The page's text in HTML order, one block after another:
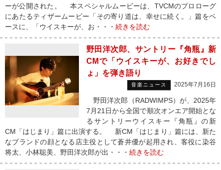
ーが公開された。 本スペシャルムービーは、TVCMのプロローグ
にあたるティザームービー「その寄り道は、幸せに続く。」篇をベ
ースに、「ウイスキーが、お・・・ 続きを読む
野田洋次郎、サントリー『角瓶』新
CMで「ウイスキーが、お好きでし
ょ」を弾き語り
音楽ニュース 2025年7月16日
野田洋次郎（RADWIMPS）が、2025年
7月21日から全国で順次オンエア開始とな
るサントリーウイスキー『角瓶』の新
CM「はじまり」篇に出演する。 新CM「はじまり」篇には、新た
なブランドの顔となる店主役として蒼井優が起用され、客役に染谷
将太、小林聡美、野田洋次郎が出・・・ 続きを読む